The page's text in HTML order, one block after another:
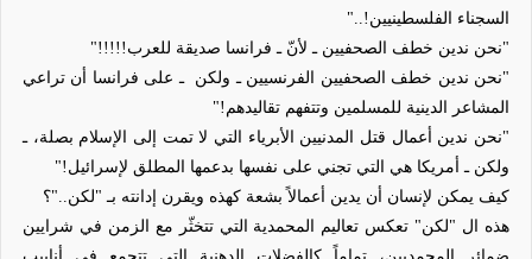
السجناء الفلسطينيين!.."
"نحن ندين خطف الصحفيين ـ لأنّ ـ فرانسا صديقة للعرب!!!!!"
"نحن ندين خطف الصحفيين الفرنسيين ـ ولكن
ـ على فرانسا أن تراعي
المشاعر الدينية للمسلمين وتتفهم تقاليدهم!"
"نحن ندين أعمال قتل المدنيين الأبرياء التي لا تمت إلى الإسلام بصلة، ـ
ولكن ـ أمريكا هي التي تجني على نفسها بدعمها المطلق لإسرائيل!"
كيف يمكن لإنسان أن يدين أعمالاً بشعة كهذه ويقرن إدانته بـ "لكن.."؟
هذه ال "لكن" تعكس تعاليم المحمدية التي تتخثّر مع الزمن في شرايين